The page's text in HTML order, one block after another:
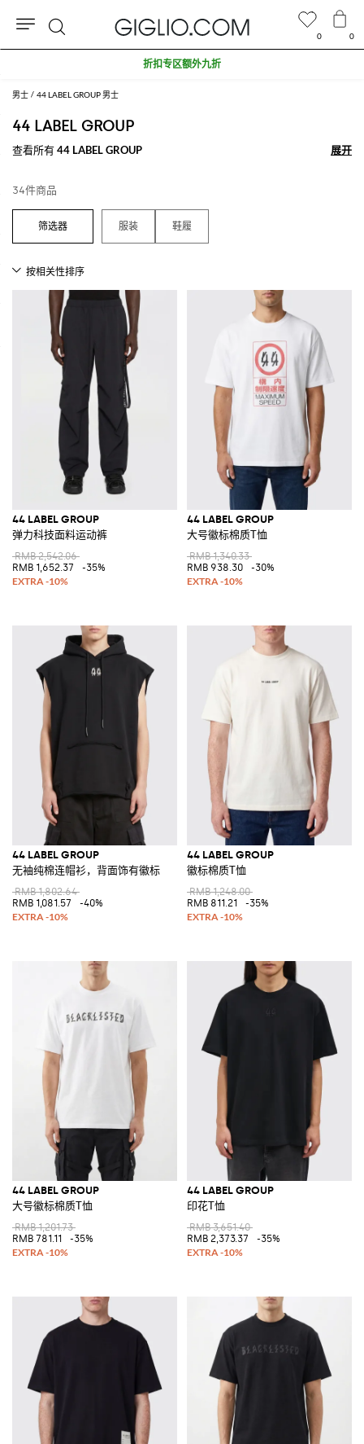
男士 44 LABEL GROUP 男士
44 LABEL GROUP
查看所有44 LABEL GROUP 展开
展开
34件商品
服装 鞋履
44 LABEL GROUP
弹力科技面料运动裤
RMB 2,542.06
RMB 1,652.37
-35%
44 LABEL GROUP
大号徽标棉质T恤
RMB 1,340.33
RMB 938.30
-30%
44 LABEL GROUP
无袖纯棉连帽衫，背面饰有徽标
RMB 1,802.64
RMB 1,081.57
-40%
44 LABEL GROUP
徽标棉质T恤
RMB 1,248.00
RMB 811.21
-35%
44 LABEL GROUP
大号徽标棉质T恤
RMB 1,201.73
RMB 781.11
-35%
44 LABEL GROUP
印花T恤
RMB 3,651.40
RMB 2,373.37
-35%
0 0
折扣专区额外九折